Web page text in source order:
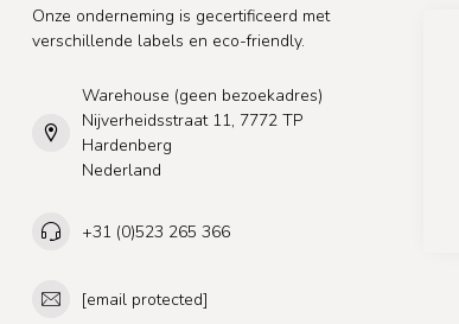
Onze onderneming is gecertificeerd met
verschillende labels en eco-friendly.
Warehouse (geen bezoekadres)
Nijverheidsstraat 11, 7772 TP
Hardenberg
Nederland
+31 (0)523 265 366
[email protected]